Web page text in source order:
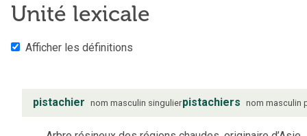
Unité lexicale
Afficher les définitions
pistachier nom masculin singulierpistachiers nom masculin